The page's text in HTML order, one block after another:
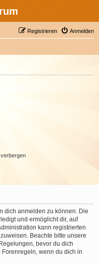
Anmelden
Registrieren
dich anmelden zu können. Die
und ermöglicht dir, auf
kann registrierten
Beachte bitte unsere
bevor du dich
wenn du dich in